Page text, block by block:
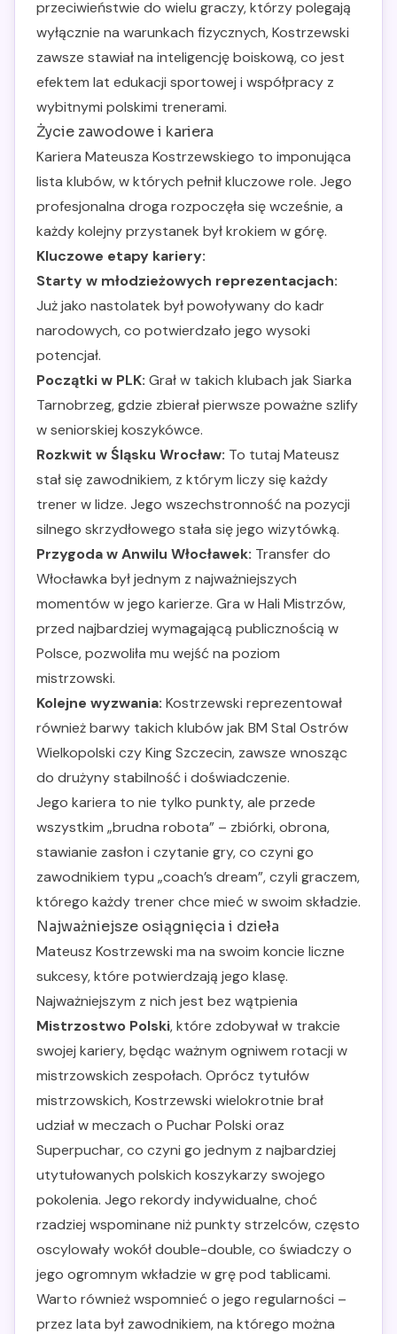
przeciwieństwie do wielu graczy, którzy polegają
wyłącznie na warunkach fizycznych, Kostrzewski
zawsze stawiał na inteligencję boiskową, co jest
efektem lat edukacji sportowej i współpracy z
wybitnymi polskimi trenerami.
Życie zawodowe i kariera
Kariera Mateusza Kostrzewskiego to imponująca
lista klubów, w których pełnił kluczowe role. Jego
profesjonalna droga rozpoczęła się wcześnie, a
każdy kolejny przystanek był krokiem w górę.
Kluczowe etapy kariery:
Starty w młodzieżowych reprezentacjach:
Już jako nastolatek był powoływany do kadr
narodowych, co potwierdzało jego wysoki
potencjał.
Początki w PLK: Grał w takich klubach jak Siarka
Tarnobrzeg, gdzie zbierał pierwsze poważne szlify
w seniorskiej koszykówce.
Rozkwit w Śląsku Wrocław: To tutaj Mateusz
stał się zawodnikiem, z którym liczy się każdy
trener w lidze. Jego wszechstronność na pozycji
silnego skrzydłowego stała się jego wizytówką.
Przygoda w Anwilu Włocławek: Transfer do
Włocławka był jednym z najważniejszych
momentów w jego karierze. Gra w Hali Mistrzów,
przed najbardziej wymagającą publicznością w
Polsce, pozwoliła mu wejść na poziom
mistrzowski.
Kolejne wyzwania: Kostrzewski reprezentował
również barwy takich klubów jak BM Stal Ostrów
Wielkopolski czy King Szczecin, zawsze wnosząc
do drużyny stabilność i doświadczenie.
Jego kariera to nie tylko punkty, ale przede
wszystkim „brudna robota” – zbiórki, obrona,
stawianie zasłon i czytanie gry, co czyni go
zawodnikiem typu „coach’s dream”, czyli graczem,
którego każdy trener chce mieć w swoim składzie.
Najważniejsze osiągnięcia i dzieła
Mateusz Kostrzewski ma na swoim koncie liczne
sukcesy, które potwierdzają jego klasę.
Najważniejszym z nich jest bez wątpienia
Mistrzostwo Polski, które zdobywał w trakcie
swojej kariery, będąc ważnym ogniwem rotacji w
mistrzowskich zespołach. Oprócz tytułów
mistrzowskich, Kostrzewski wielokrotnie brał
udział w meczach o Puchar Polski oraz
Superpuchar, co czyni go jednym z najbardziej
utytułowanych polskich koszykarzy swojego
pokolenia. Jego rekordy indywidualne, choć
rzadziej wspominane niż punkty strzelców, często
oscylowały wokół double-double, co świadczy o
jego ogromnym wkładzie w grę pod tablicami.
Warto również wspomnieć o jego regularności –
przez lata był zawodnikiem, na którego można